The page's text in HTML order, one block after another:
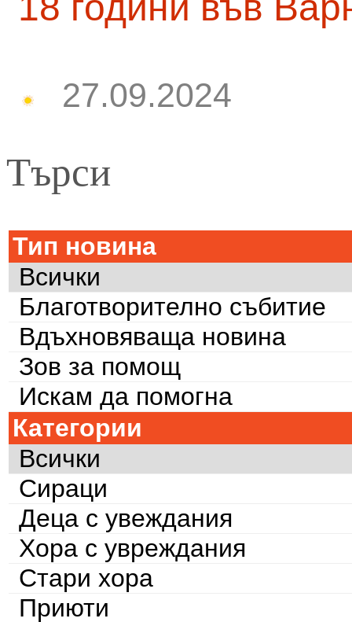
27.09.2024
Търси
Тип новина
Всички
Благотворително събитие
Вдъхновяваща новина
Зов за помощ
Искам да помогна
Категории
Всички
Сираци
Деца с увеждания
Хора с увреждания
Стари хора
Приюти